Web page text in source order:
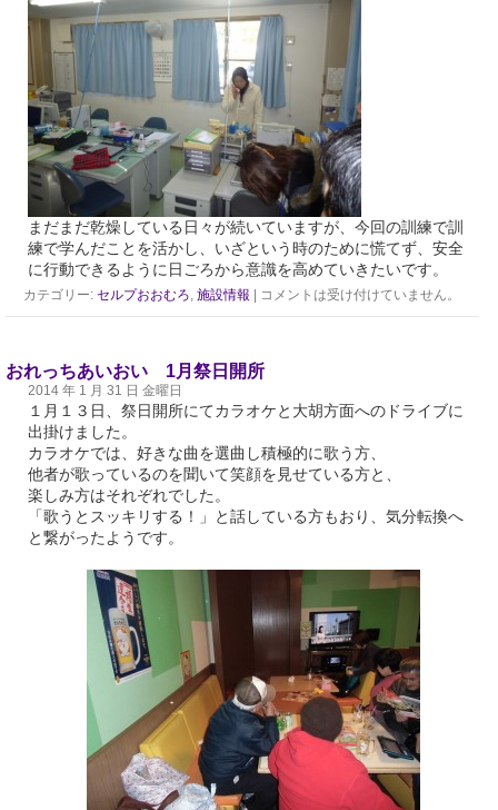
まだまだ乾燥している日々が続いていますが、今回の訓練で訓
練で学んだことを活かし、いざという時のために慌てず、安全
に行動できるように日ごろから意識を高めていきたいです。
カテゴリー:セルプおおむろ,施設情報 コメントは受け付けていません。
おれっちあいおい 1月祭日開所
2014 年 1 月 31 日 金曜日
１月１３日、祭日開所にてカラオケと大胡方面へのドライブに
出掛けました。
カラオケでは、好きな曲を選曲し積極的に歌う方、
他者が歌っているのを聞いて笑顔を見せている方と、
楽しみ方はそれぞれでした。
「歌うとスッキリする！」と話している方もおり、気分転換へ
と繋がったようです。